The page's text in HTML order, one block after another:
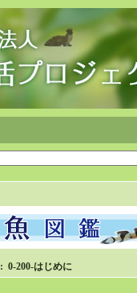
: 0-200-はじめに